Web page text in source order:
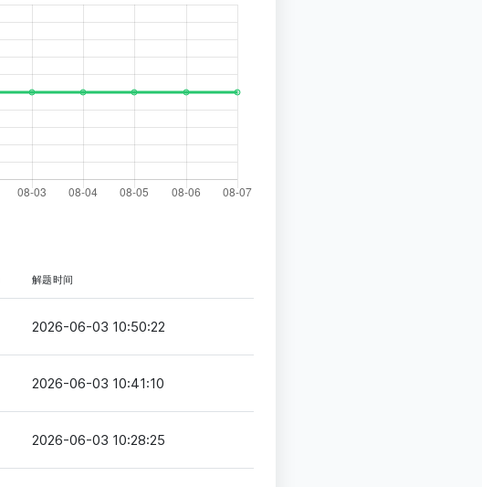
解题时间
2026-06-03 10:50:22
2026-06-03 10:41:10
2026-06-03 10:28:25